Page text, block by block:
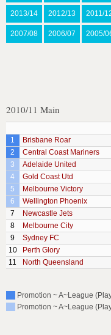
2013/14 2012/13 2011/
2007/08 2006/07 2005/
2010/11 Main
1
Brisbane Roar
2
Central Coast Mariners
3
Adelaide United
4
Gold Coast Utd
5
Melbourne Victory
6
Wellington Phoenix
7
Newcastle Jets
8
Melbourne City
9
Sydney FC
10
Perth Glory
11
North Queensland
Promotion ~ A~League
Promotion ~ A~League